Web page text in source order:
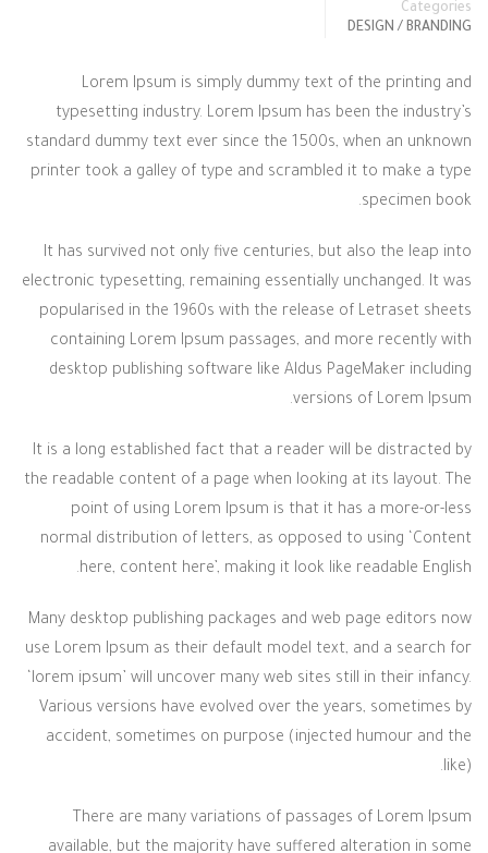
Categories
DESIGN / BRANDING
Lorem Ipsum is simply dummy text of the printing and
typesetting industry. Lorem Ipsum has been the industry’s
standard dummy text ever since the 1500s, when an unknown
printer took a galley of type and scrambled it to make a type
specimen book.
It has survived not only five centuries, but also the leap into
electronic typesetting, remaining essentially unchanged. It was
popularised in the 1960s with the release of Letraset sheets
containing Lorem Ipsum passages, and more recently with
desktop publishing software like Aldus PageMaker including
versions of Lorem Ipsum.
It is a long established fact that a reader will be distracted by
the readable content of a page when looking at its layout. The
point of using Lorem Ipsum is that it has a more-or-less
normal distribution of letters, as opposed to using ‘Content
here, content here’, making it look like readable English.
Many desktop publishing packages and web page editors now
use Lorem Ipsum as their default model text, and a search for
‘lorem ipsum’ will uncover many web sites still in their infancy.
Various versions have evolved over the years, sometimes by
accident, sometimes on purpose (injected humour and the
like).
There are many variations of passages of Lorem Ipsum
available, but the majority have suffered alteration in some